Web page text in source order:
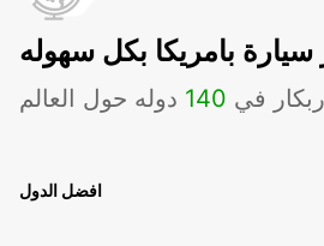
سيارة بامريكا بكل سهوله
في 140 دوله حول العالم
افضل الدول